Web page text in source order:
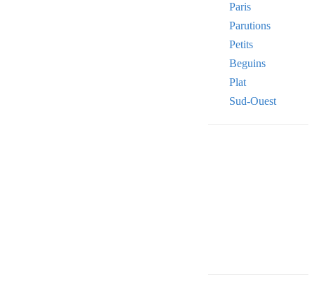
Paris
Parutions
Petits
Beguins
Plat
Sud-Ouest